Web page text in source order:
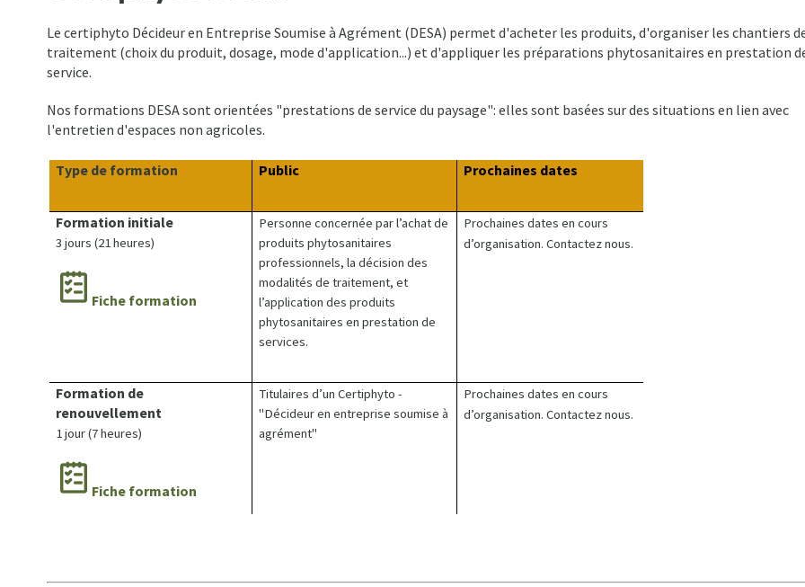
Le certiphyto Décideur en Entreprise Soumise à Agrément (DESA) permet d'acheter les produits, d'organiser les chantiers
traitement (choix du produit, dosage, mode d'application...) et d'appliquer les préparations phytosanitaires en prestation
service.
Nos formations DESA sont orientées "prestations de service du paysage": elles sont basées sur des situations en lien avec
l'entretien d'espaces non agricoles.
Type de formation Public Prochaines dates
Formation initiale
3 jours (21 heures)
Fiche formation
Personne concernée par l’achat de
produits phytosanitaires
professionnels, la décision des
modalités de traitement, et
l’application des produits
phytosanitaires en prestation de
services.
Prochaines dates en cours
d’organisation. Contactez nous.
Formation de
renouvellement
1 jour (7 heures)
Fiche formation
Titulaires d’un Certiphyto -
"Décideur en entreprise soumise à
agrément"
Prochaines dates en cours
d’organisation. Contactez nous.